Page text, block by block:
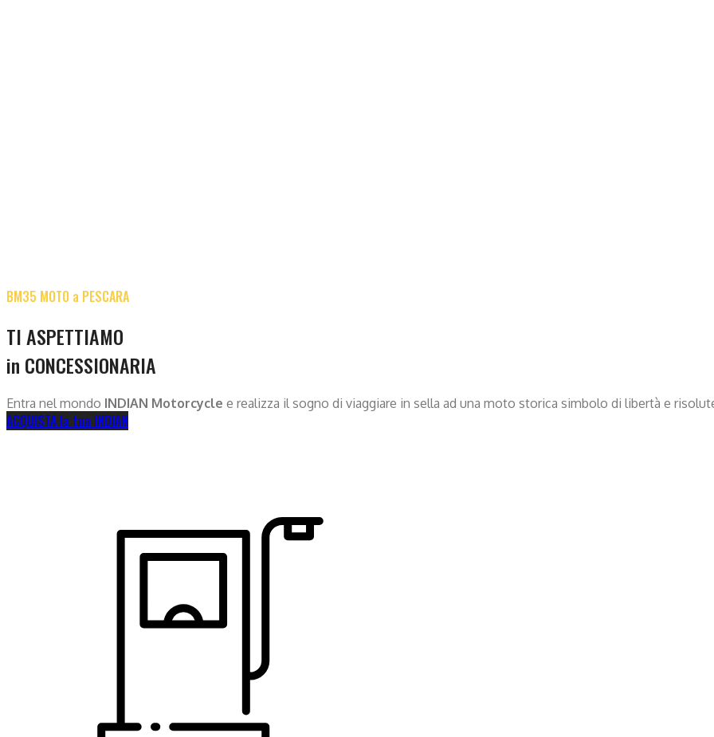
BM35 MOTO a PESCARA
TI ASPETTIAMO
in CONCESSIONARIA
Entra nel mondo INDIAN Motorcycle e realizza il sogno di viaggiare in sella ad una moto storica simbolo di libertà e
ACQUISTA la tua INDIAN